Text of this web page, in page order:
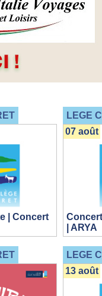
| Concert
LEGE
| ARYA
07 août
LEGE
13 août